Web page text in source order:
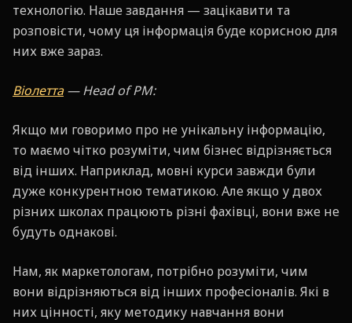
технологію. Наше завдання — зацікавити та
розповісти, чому ця інформація буде корисною для
них вже зараз.
Віолетта— Head of PM:
Якщо ми говоримо про не унікальну інформацію,
то маємо чітко розуміти, чим бізнес відрізняється
від інших. Наприклад, мовні курси завжди були
дуже конкурентною тематикою. Але якщо у двох
різних школах працюють різні фахівці, вони вже не
будуть однакові.
Нам, як маркетологам, потрібно розуміти, чим
вони відрізняються від інших професіоналів. Які в
них цінності, яку методику навчання вони